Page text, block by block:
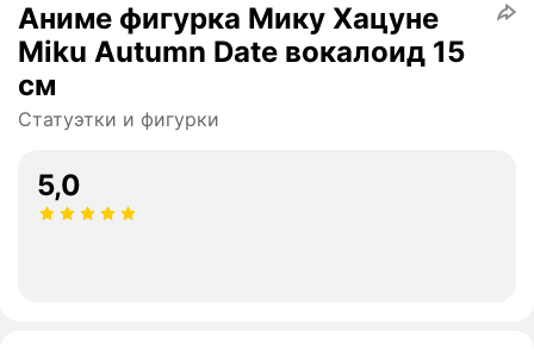
Аниме фигурка Мику Хацуне
Miku Autumn Date вокалоид 15
см
Статуэтки и фигурки
5,0